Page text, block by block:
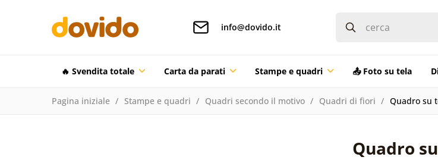
info@dovido.it
🔥 Svendita totale Carta da parati Stampe e quadri 📤 Foto su tela
Pagina iniziale Stampe e quadri Quadri secondo il motivo Quadri di fiori Quadro su
Quadro